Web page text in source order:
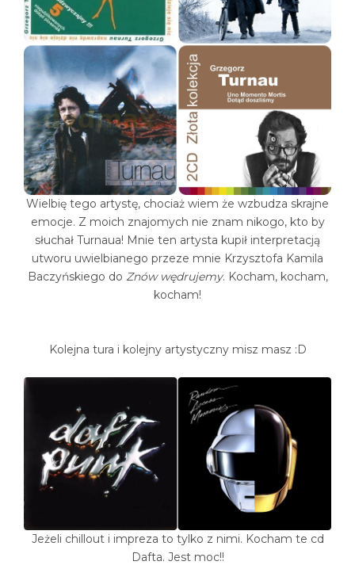
Wielbię tego artystę, chociaż wiem że wzbudza skrajne
emocje. Z moich znajomych nie znam nikogo, kto by
słuchał Turnaua! Mnie ten artysta kupił interpretacją
utworu uwielbianego przeze mnie Krzysztofa Kamila
Baczyńskiego do Znów wędrujemy. Kocham, kocham,
kocham!
Kolejna tura i kolejny artystyczny misz masz :D
Jeżeli chillout i impreza to tylko z nimi. Kocham te cd
Dafta. Jest moc!!